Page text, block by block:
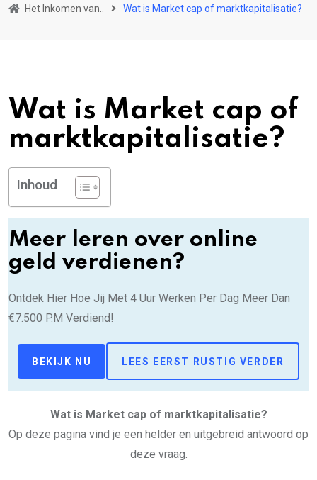
Het Inkomen van.. Wat is Market cap of marktkapitalisatie?
Wat is Market cap of
marktkapitalisatie?
Inhoud
Meer leren over online
geld verdienen?
Ontdek Hier Hoe Jij Met 4 Uur Werken Per Dag Meer Dan
€7.500 P.M Verdiend!
BEKIJK NU LEES EERST RUSTIG VERDER
Wat is Market cap of marktkapitalisatie?
Op deze pagina vind je een helder en uitgebreid antwoord op
deze vraag.